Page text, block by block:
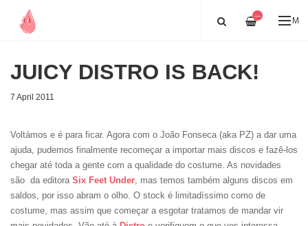
—
JUICY DISTRO IS BACK!
7 April 2011
Voltámos e é para ficar. Agora com o João Fonseca (aka PZ) a dar uma
ajuda, pudemos finalmente recomeçar a importar mais discos e fazê-los
chegar até toda a gente com a qualidade do costume. As novidades
são da editora Six Feet Under , mas temos também alguns discos em
saldos, por isso abram o olho. O stock é limitadíssimo como de
costume, mas assim que começar a esgotar tratamos de mandar vir